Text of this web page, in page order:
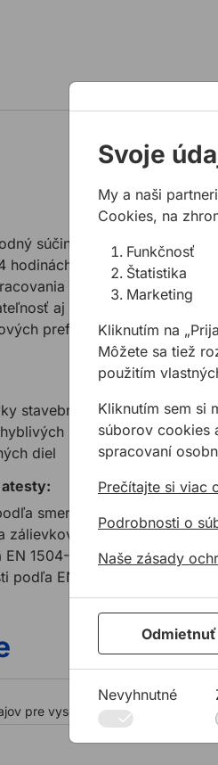
súčiniteľ)
hodinách a 28 dňoch
s dopravou aj na
aj pri nižších teplotách
prefabrikovaných
stavebných konštrukcií
škár
diel
smernice DAfStb
zálievkovej malty" (QDB)
1504-6
EN ISO 9001 : 2015
pre vysokopevnostnú zálievku
Svoje
My a naši
Cookies, na
Funkčnosť
Štatistika
Marketing
Kliknutím na
Môžete sa tiež
použitím
Kliknutím sem si
súborov cookies
spracovaní
Prečítajte si viac
Podrobnosti o
Naše zásady
Nevyhnutné